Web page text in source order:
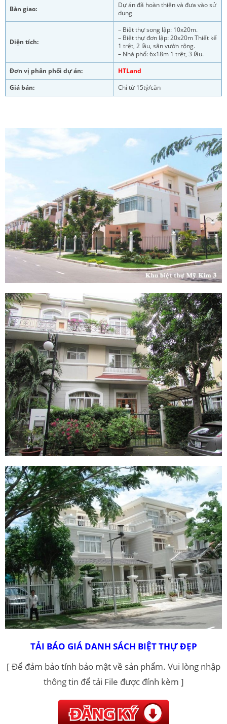
Bàn giao:
Dự án đã hoàn thiện và đưa vào sử
dụng
Diện tích:
– Biệt thự song lập: 10x20m.
– Biệt thự đơn lập: 20x20m Thiết kế
1 trệt, 2 lầu, sân vườn rộng.
– Nhà phố: 6x18m 1 trệt, 3 lầu.
Đơn vị phân phối dự án:
HTLand
Giá bán:
Chỉ từ 15tỷ/căn
TẢI BÁO GIÁ DANH SÁCH BIỆT THỰ ĐẸP
[ Để đảm bảo tính bảo mật về sản phẩm. Vui lòng nhập
thông tin để tải File được đính kèm ]